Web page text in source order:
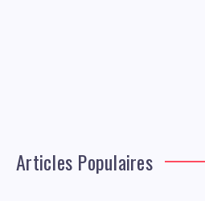
Articles Populaires